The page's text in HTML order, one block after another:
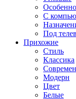
С
Под
Прихожие
Стиль
Классика
Модерн
Цвет
Белые